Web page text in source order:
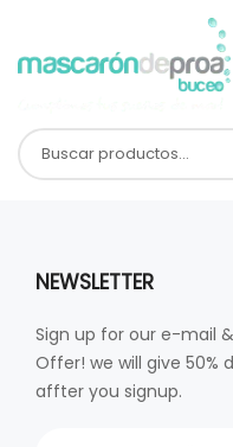
NEWSLETTER
Sign up for our e-mail
Offer! we will give 50%
affter you signup.